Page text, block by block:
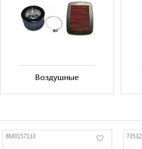
Воздушные
8M0157133 73532